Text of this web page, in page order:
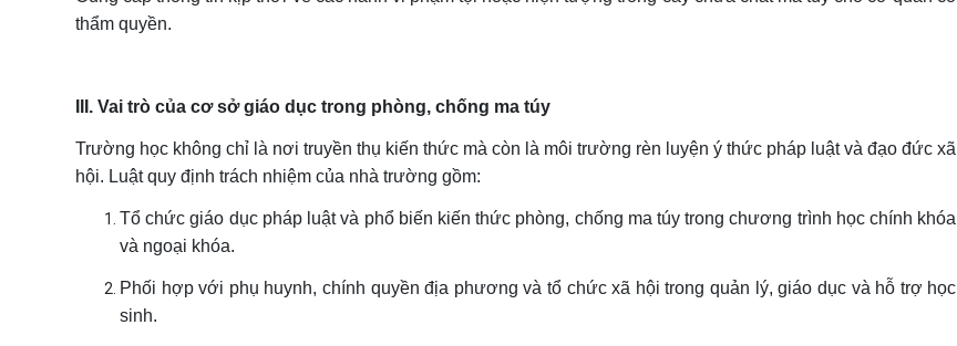
thẩm quyền.
III. Vai trò của cơ sở giáo dục trong phòng, chống ma túy
Trường học không chỉ là nơi truyền thụ kiến thức mà còn là môi trường rèn luyện ý thức pháp luật và đạo đức xã
hội. Luật quy định trách nhiệm của nhà trường gồm:
Tổ chức giáo dục pháp luật và phổ biến kiến thức phòng, chống ma túy trong chương trình học chính khóa
và ngoại khóa.
Phối hợp với phụ huynh, chính quyền địa phương và tổ chức xã hội trong quản lý, giáo dục và hỗ trợ học
sinh.